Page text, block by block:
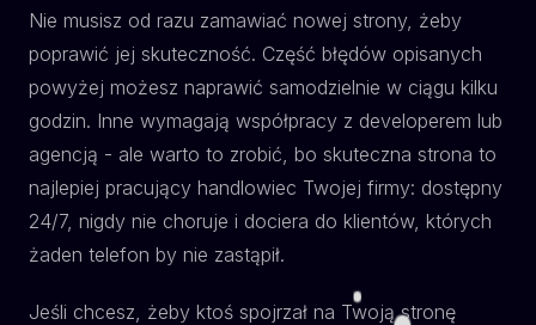
Nie musisz od razu zamawiać nowej strony, żeby
poprawić jej skuteczność. Część błędów opisanych
powyżej możesz naprawić samodzielnie w ciągu kilku
godzin. Inne wymagają współpracy z developerem lub
agencją - ale warto to zrobić, bo skuteczna strona to
najlepiej pracujący handlowiec Twojej firmy: dostępny
24/7, nigdy nie choruje i dociera do klientów, których
żaden telefon by nie zastąpił.
Jeśli chcesz, żeby ktoś spojrzał na Twoją stronę